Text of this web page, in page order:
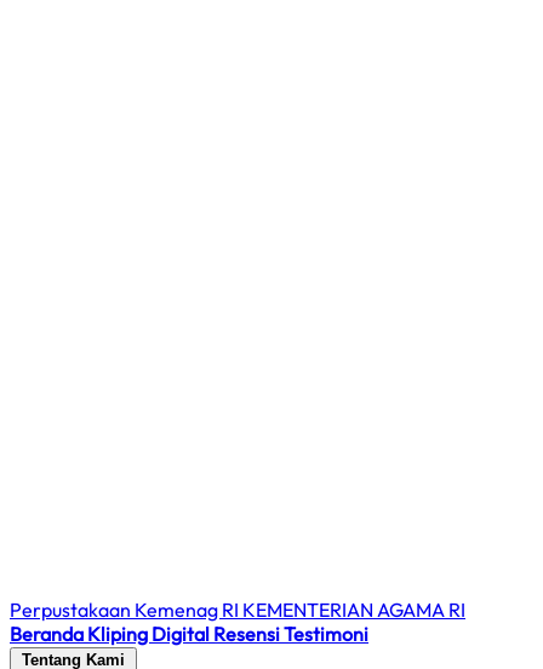
Perpustakaan Kemenag RI KEMENTERIAN AGAMA RI
Beranda Kliping Digital ResensiTestimoni
Tentang Kami